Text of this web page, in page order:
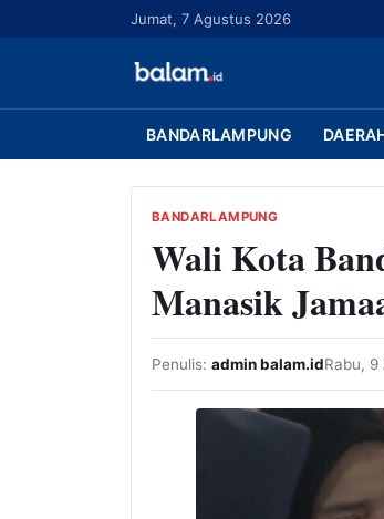
u
Jumat, 7 Agustus 2026
BANDARLAMPUNG
BANDARLAMPUNG
Wali Kota
Manasik
Penulis: admin balam.idRabu, 9